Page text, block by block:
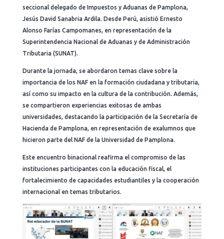
seccional delegado de Impuestos y Aduanas de Pamplona,
Jesús David Sanabria Ardila. Desde Perú, asistió Ernesto
Alonso Farías Campomanes, en representación de la
Superintendencia Nacional de Aduanas y de Administración
Tributaria (SUNAT).
Durante la jornada, se abordaron temas clave sobre la
importancia de los NAF en la formación ciudadana y tributaria,
así como su impacto en la cultura de la contribución. Además,
se compartieron experiencias exitosas de ambas
universidades, destacando la participación de la Secretaría de
Hacienda de Pamplona, en representación de exalumnos que
hicieron parte del NAF de la Universidad de Pamplona.
Este encuentro binacional reafirma el compromiso de las
instituciones participantes con la educación fiscal, el
fortalecimiento de capacidades estudiantiles y la cooperación
internacional en temas tributarios.